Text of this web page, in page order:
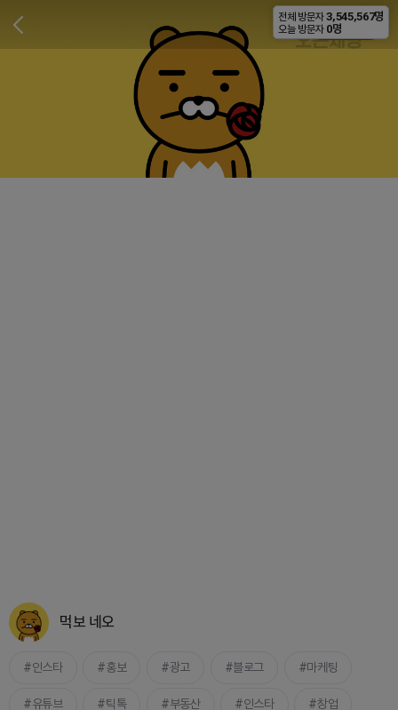
비공개
먹보 네오
인스타 홍보 광고 블로그 마케팅
유튜브 틱톡 부동산 인스타 창업
전체 방문자 3,545,567명
오늘 방문자 0명